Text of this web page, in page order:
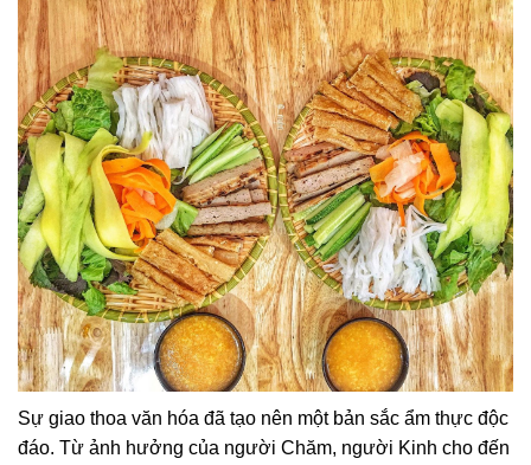
Sự giao thoa văn hóa đã tạo nên một bản sắc ẩm thực độc
đáo. Từ ảnh hưởng của người Chăm, người Kinh cho đến